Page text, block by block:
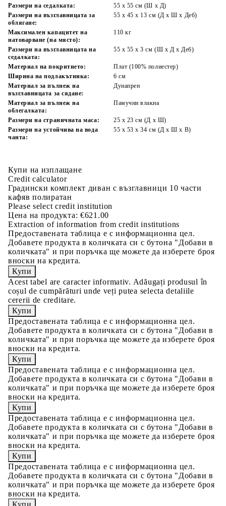
Размери на седалката:
55 x 55 cм (Ш x Д)
Размери на възглавницата за
облягане:
55 x 45 x 13 см (Д х Ш x Деб)
Максимален капацитет на
натоварване (на място):
110 кг
Размери на възглавницата на
седалката:
55 x 55 x 3 см (Ш x Д x Деб)
Материал на покритието:
Плат (100% полиестер)
Ширина на подлакътника:
6 см
Материал за пълнеж на
възглавницата за сядане:
Дунапрен
Материал за пълнеж на
облегалката:
Памучни влакна
Размери на страничната маса:
25 x 23 см (Д x Ш)
Размери на устойчива на вода
чанта:
55 x 53 x 34 см (Д x Ш x В)
Купи на изплащане
Credit calculator
Градински комплект диван с възглавници 10 части
кафяв полиратан
Please select credit institution
Цена на продукта: €621.00
Extraction of information from credit institutions
Предоставената таблица е с информационна цел.
Добавете продукта в количката си с бутона "Добави в
количката" и при поръчка ще можете да изберете броя
вноски на кредита.
Acest tabel are caracter informativ. Adăugați produsul în
coșul de cumpărături unde veți putea selecta detaliile
cererii de creditare.
Предоставената таблица е с информационна цел.
Добавете продукта в количката си с бутона "Добави в
количката" и при поръчка ще можете да изберете броя
вноски на кредита.
Предоставената таблица е с информационна цел.
Добавете продукта в количката си с бутона "Добави в
количката" и при поръчка ще можете да изберете броя
вноски на кредита.
Предоставената таблица е с информационна цел.
Добавете продукта в количката си с бутона "Добави в
количката" и при поръчка ще можете да изберете броя
вноски на кредита.
Предоставената таблица е с информационна цел.
Добавете продукта в количката си с бутона "Добави в
количката" и при поръчка ще можете да изберете броя
вноски на кредита.